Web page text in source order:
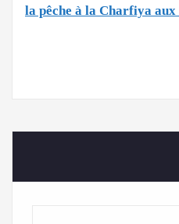
la pêche à la Charfiya aux